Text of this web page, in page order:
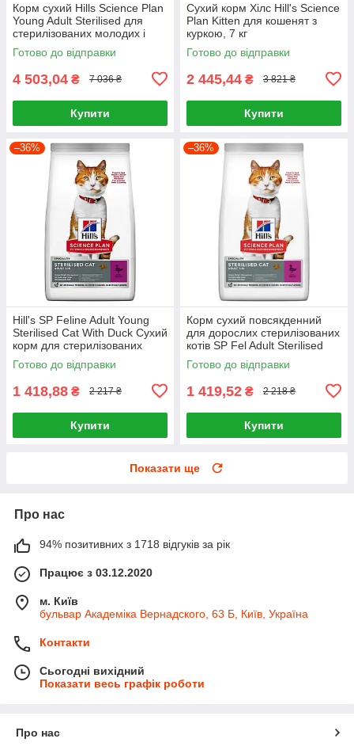
Корм сухий Hills Science Plan
Young Adult Sterilised для
стерилізованих молодих і
дорослих котів з куркою 15 кг
Готово до відправки
4 503,04 ₴ 7 036 ₴
Купити
Сухий корм Хілс Hill's Science
Plan Kitten для кошенят з
куркою, 7 кг
Готово до відправки
2 445,44 ₴ 3 821 ₴
Купити
–36%
Hill's SP Feline Adult Young
Sterilised Cat With Duck Сухий
корм для стерилізованих
котів 3кг
Готово до відправки
1 418,88 ₴ 2 217 ₴
Купити
–36%
Корм сухий повсякденний
для дорослих стерилізованих
котів SP Fel Adult Sterilised
Cat Duck 3кг, Качка
Готово до відправки
1 419,52 ₴ 2 218 ₴
Купити
Показати ще
Про нас
94% позитивних з 1718 відгуків за рік
Працює з 03.12.2020
м. Київ
бульвар Академіка Вернадского, 63 Б, Київ, Україна
Контакти
Сьогодні вихідний
Показати весь графік роботи
Про нас